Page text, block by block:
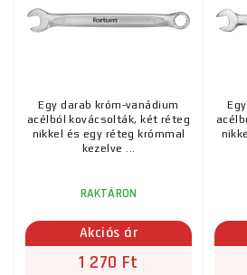
Egy darab króm-vanádium
acélból kovácsolták, két réteg
nikkel és egy réteg krómmal
kezelve ...
RAKTÁRON
Akciós ár
1 270 Ft